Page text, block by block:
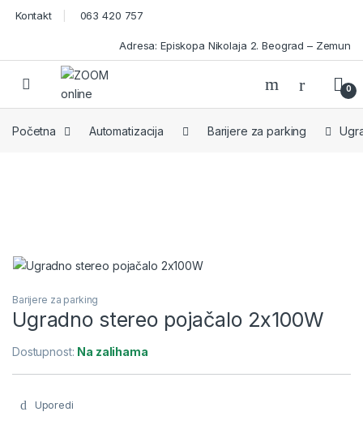
Skip to navigation
Skip to content
Kontakt 063 420 757
Adresa: Episkopa Nikolaja 2. Beograd – Zemun
Open 0
Početna Automatizacija Barijere za parking
Barijere za parking
Ugradno stereo pojačalo 2x100W
Dostupnost: Na zalihama
Uporedi